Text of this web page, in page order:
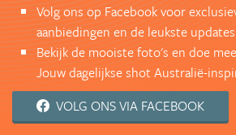
Volg ons op Facebook voor
aanbiedingen en de leukste
Bekijk de mooiste foto's en doe
Jouw dagelijkse shot Australië-
VOLG ONS VIA FACEBOOK